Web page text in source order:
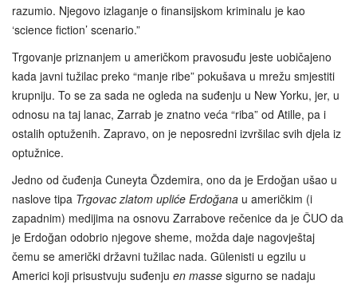
razumio. Njegovo izlaganje o finansijskom kriminalu je kao
‘science fiction’ scenario.”
Trgovanje priznanjem u američkom pravosuđu jeste uobičajeno
kada javni tužilac preko “manje ribe” pokušava u mrežu smjestiti
krupniju. To se za sada ne ogleda na suđenju u New Yorku, jer, u
odnosu na taj lanac, Zarrab je znatno veća “riba” od Atille, pa i
ostalih optuženih. Zapravo, on je neposredni izvršilac svih djela iz
optužnice.
Jedno od čuđenja Cuneyta Özdemira, ono da je Erdoğan ušao u
naslove tipa Trgovac zlatom upliće Erdoğana u američkim (i
zapadnim) medijima na osnovu Zarrabove rečenice da je ČUO da
je Erdoğan odobrio njegove sheme, možda daje nagovještaj
čemu se američki državni tužilac nada. Gülenisti u egzilu u
Americi koji prisustvuju suđenju en masse sigurno se nadaju